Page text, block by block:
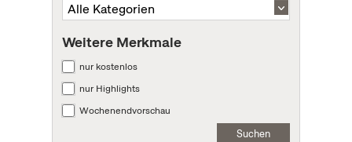
Weitere Merkmale
nur kostenlos
nur Highlights
Wochenendvorschau
Suchen